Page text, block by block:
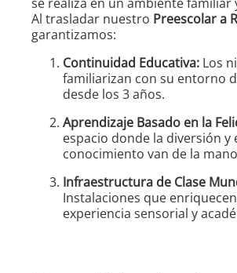
se realiza en un ambiente familiar
Al trasladar nuestro Preescolar a
garantizamos:
Continuidad Educativa: Los
familiarizan con su entorno
desde los 3 años.
Aprendizaje Basado en la
espacio donde la diversión y
conocimiento van de la
Infraestructura de Clase
Instalaciones que
experiencia sensorial y